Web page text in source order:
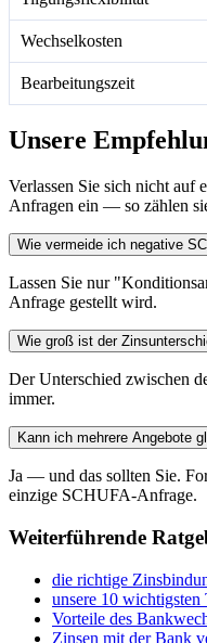
Wechselkosten
Bearbeitungszeit
Unsere
Verlassen Sie sich nicht auf
Anfragen ein — so zählen
Wie vermeide ich negative
Lassen Sie nur
Anfrage gestellt wird.
Wie groß ist der
Der Unterschied zwischen
immer.
Kann ich mehrere Angebote
Ja — und das sollten Sie.
einzige SCHUFA-Anfrage.
Weiterführende
die richtige
unsere 10 wichtigsten
Vorteile des
Zinsen mit der Bank